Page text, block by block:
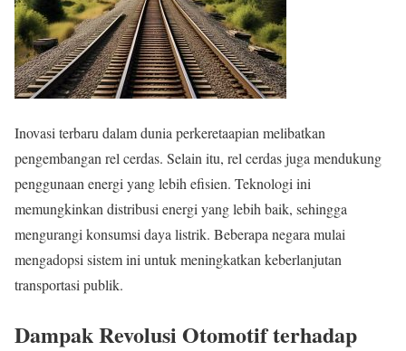
Inovasi terbaru dalam dunia perkeretaapian melibatkan
pengembangan rel cerdas. Selain itu, rel cerdas juga mendukung
penggunaan energi yang lebih efisien. Teknologi ini
memungkinkan distribusi energi yang lebih baik, sehingga
mengurangi konsumsi daya listrik. Beberapa negara mulai
mengadopsi sistem ini untuk meningkatkan keberlanjutan
transportasi publik.
Dampak Revolusi Otomotif terhadap